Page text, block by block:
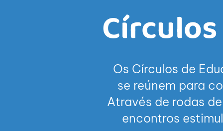
Os Círculos de
se reúnem para
Através de rodas
encontros